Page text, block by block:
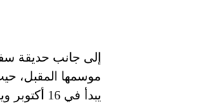
إلى جانب حديقة
موسمها المقبل،
يبدأ في 16 أكتوبر ويستمر حتى 11 مايو 2025.